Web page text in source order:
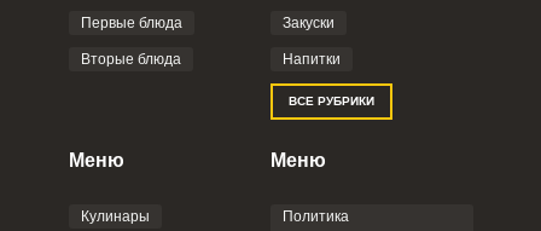
Фото до 4 шт, до 5 mb
Отправляя эту форму, вы соглашаетесь с
Политикой
Пользовательским
соглашением
Первые блюда
Вторые блюда
Закуски
Напитки
ВСЕ РУБРИКИ
Меню
Кулинары
Меню
Политика